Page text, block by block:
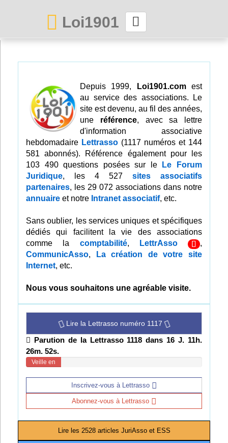
Loi1901
Abonnez-vous à LettrAsso
Menu général
ServiceAsso
Partager
Infos
Divers
Abo Lettrasso
Désabo Lettrasso
Nous contacter
Depuis 1999, Loi1901.comest
au service des associations. Le
site est devenu, au fil des années,
une référence, avec sa lettre
d'information associative
hebdomadaire Lettrasso (1117 numéros et 144
581 abonnés). Référence également pour les
103 490 questions posées sur le
Le Forum
Juridique, les 4 527 sites associatifs
partenaires, les 29 072 associations dans notre
annuaire et notre Intranet associatif, etc.
Sans oublier, les services uniques et spécifiques
dédiés qui facilitent la vie des associations
comme la comptabilité, LettrAsso
,
CommunicAsso,
La création de votre site
Internet, etc.
Nous vous souhaitons une agréable visite.
Lire la Lettrasso numéro 1117
Parution de la Lettrasso 1118 dans 16 J. 11h.
26m. 51s.
Veille en
Inscrivez-vous à Lettrasso
Abonnez-vous à Lettrasso
Lire les 2528 articles JuriAsso et ESS